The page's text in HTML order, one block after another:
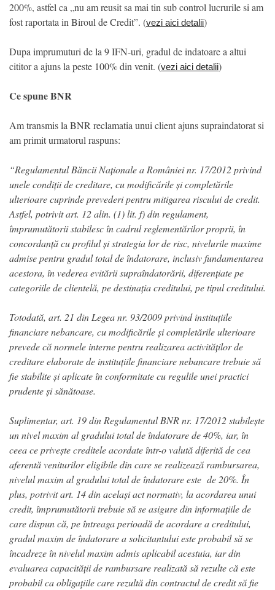
200%, astfel ca „nu am reusit sa mai tin sub control lucrurile si am
fost raportata in Biroul de Credit”. (vezi aici detalii)
Dupa imprumuturi de la 9 IFN-uri, gradul de indatoare a altui
cititor a ajuns la peste 100% din venit. (vezi aici detalii)
Ce spune BNR
Am transmis la BNR reclamatia unui client ajuns supraindatorat si
am primit urmatorul raspuns:
“Regulamentul Băncii Naționale a României nr. 17/2012 privind
unele condiții de creditare, cu modificările și completările
ulterioare cuprinde prevederi pentru mitigarea riscului de credit.
Astfel, potrivit art. 12 alin. (1) lit. f) din regulament,
împrumutătorii stabilesc în cadrul reglementărilor proprii, în
concordanță cu profilul și strategia lor de risc, nivelurile maxime
admise pentru gradul total de îndatorare, inclusiv fundamentarea
acestora, în vederea evitării supraîndatorării, diferențiate pe
categoriile de clientelă, pe destinația creditului, pe tipul creditului.
Totodată, art. 21 din Legea nr. 93/2009 privind instituțiile
financiare nebancare, cu modificările și completările ulterioare
prevede că normele interne pentru realizarea activităților de
creditare elaborate de instituțiile financiare nebancare trebuie să
fie stabilite și aplicate în conformitate cu regulile unei practici
prudente și sănătoase.
Suplimentar, art. 19 din Regulamentul BNR nr. 17/2012 stabilește
un nivel maxim al gradului total de îndatorare de 40%, iar, în
ceea ce privește creditele acordate într-o valută diferită de cea
aferentă veniturilor eligibile din care se realizează rambursarea,
nivelul maxim al gradului total de îndatorare este de 20%. În
plus, potrivit art. 14 din același act normativ, la acordarea unui
credit, împrumutătorii trebuie să se asigure din informațiile de
care dispun că, pe întreaga perioadă de acordare a creditului,
gradul maxim de îndatorare a solicitantului este probabil să se
încadreze în nivelul maxim admis aplicabil acestuia, iar din
evaluarea capacității de rambursare realizată să rezulte că este
probabil ca obligaţiile care rezultă din contractul de credit să fie